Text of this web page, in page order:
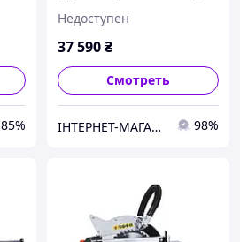
85%
Недоступен
37 590₴
Смотреть
ІНТЕРНЕТ-МАГАЗИН STOOLS.COM.UA 98%